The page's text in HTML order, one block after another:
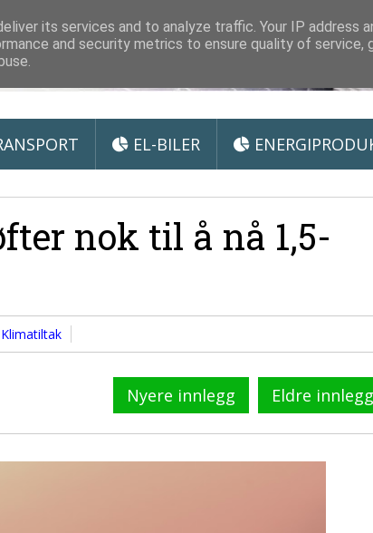
EL-BILER
nok til å nå 1,5-
Klimatiltak
Nyere innlegg Eldre innlegg
its services and to analyze traffic. Your IP address
and security metrics to ensure quality of service,